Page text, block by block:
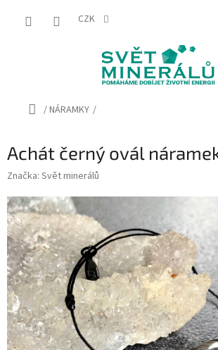
CZK
Domů
/NÁRAMKY /
Achát černý ovál
Značka: Svět minerálů